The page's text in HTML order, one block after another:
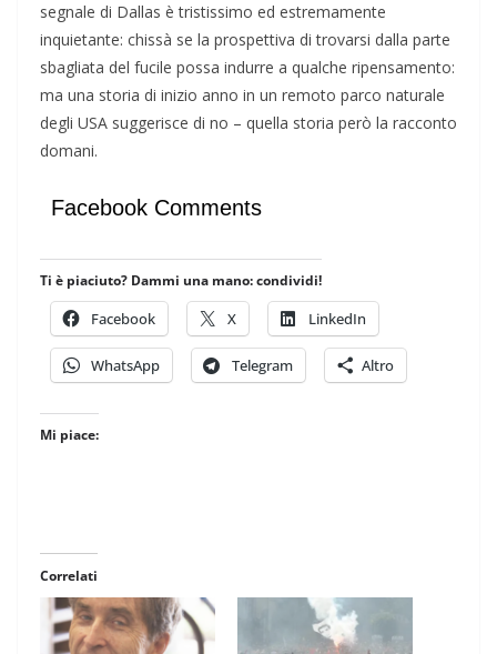
segnale di Dallas è tristissimo ed estremamente
inquietante: chissà se la prospettiva di trovarsi dalla parte
sbagliata del fucile possa indurre a qualche ripensamento:
ma una storia di inizio anno in un remoto parco naturale
degli USA suggerisce di no – quella storia però la racconto
domani.
Facebook Comments
Ti è piaciuto? Dammi una mano: condividi!
Facebook X LinkedIn
WhatsApp Telegram Altro
Mi piace:
Correlati